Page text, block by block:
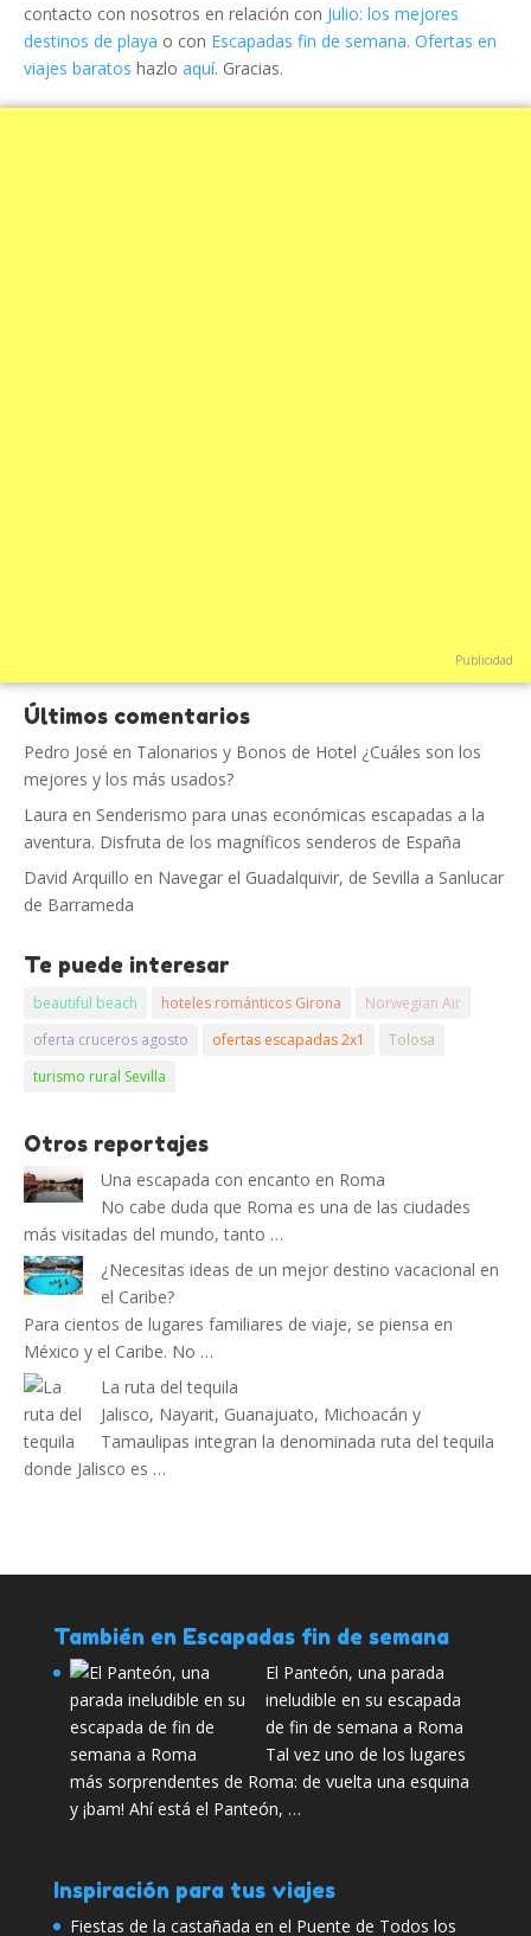
contacto con nosotros en relación con Julio: los mejores
destinos de playa o con Escapadas fin de semana. Ofertas en
viajes baratos hazlo aquí. Gracias.
Publicidad
Últimos comentarios
Pedro José en Talonarios y Bonos de Hotel ¿Cuáles son los
mejores y los más usados?
Laura en Senderismo para unas económicas escapadas a la
aventura. Disfruta de los magníficos senderos de España
David Arquillo en Navegar el Guadalquivir, de Sevilla a Sanlucar
de Barrameda
Te puede interesar
beautiful beach hoteles románticos Girona
Norwegian Air
oferta cruceros agosto
ofertas escapadas 2x1
Tolosa
turismo rural Sevilla
Otros reportajes
Una escapada con encanto en Roma
No cabe duda que Roma es una de las ciudades
más visitadas del mundo, tanto …
¿Necesitas ideas de un mejor destino vacacional en
el Caribe?
Para cientos de lugares familiares de viaje, se piensa en
México y el Caribe. No …
La ruta del tequila
Jalisco, Nayarit, Guanajuato, Michoacán y
Tamaulipas integran la denominada ruta del tequila
donde Jalisco es …
También en Escapadas fin de semana
El Panteón, una parada
ineludible en su escapada
de fin de semana a Roma
Tal vez uno de los lugares
más sorprendentes de Roma: de vuelta una esquina
y ¡bam! Ahí está el Panteón, …
Inspiración para tus viajes
Fiestas de la castañada en el Puente de Todos los